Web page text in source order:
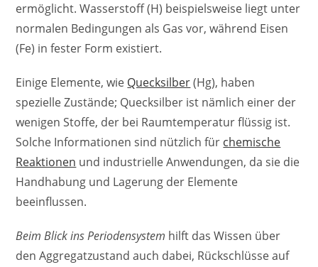
ermöglicht. Wasserstoff (H) beispielsweise liegt unter
normalen Bedingungen als Gas vor, während Eisen
(Fe) in fester Form existiert.
Einige Elemente, wie Quecksilber(Hg), haben
spezielle Zustände; Quecksilber ist nämlich einer der
wenigen Stoffe, der bei Raumtemperatur flüssig ist.
Solche Informationen sind nützlich für chemische
Reaktionen und industrielle Anwendungen, da sie die
Handhabung und Lagerung der Elemente
beeinflussen.
Beim Blick ins Periodensystem hilft das Wissen über
den Aggregatzustand auch dabei, Rückschlüsse auf